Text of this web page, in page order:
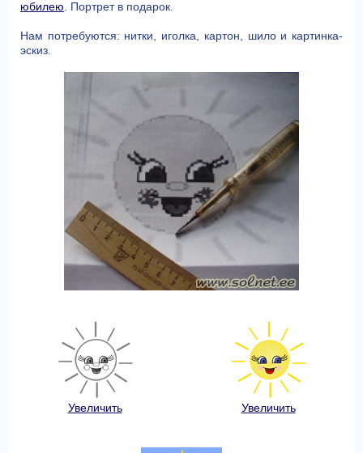
юбилею . Портрет в подарок.
Нам потребуются: нитки, иголка, картон, шило и картинка-
эскиз.
Увеличить Увеличить